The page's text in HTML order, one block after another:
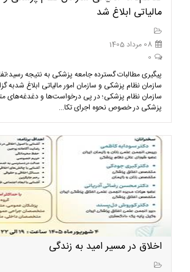
مالیاتی ابلاغ شد
08 مرداد 1405
0
پیگیری مطالبات گسترده جامعه پزشکی به نتیجه
سازمان نظام پزشکی و سازمان امور مالیاتی ابلاغ شدبه
سازمان نظام پزشکی؛ در پی درخواست‌ها و دغدغه‌های
پزشکی در خصوص نحوه اجرای تکا...
اخلاق در مسیر امید به زندگی